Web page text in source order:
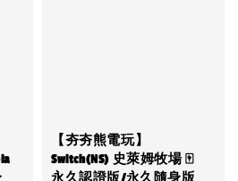
【夯夯熊電玩】
Switch(NS) 史萊姆牧場 🀄
永久認證版/永久隨身版